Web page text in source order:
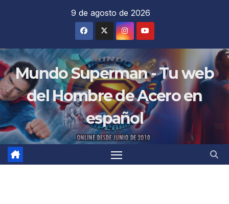
9 de agosto de 2026
Mundo Superman - Tu web
del Hombre de Acero en
español